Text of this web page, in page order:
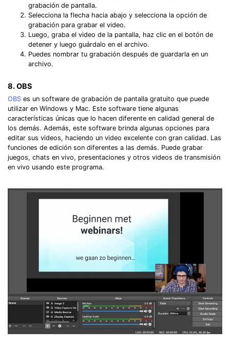
grabación de pantalla.
Selecciona la flecha hacia abajo y selecciona la opción de
grabación para grabar el video.
Luego, graba el video de la pantalla, haz clic en el botón de
detener y luego guárdalo en el archivo.
Puedes nombrar tu grabación después de guardarla en un
archivo.
8. OBS
OBS es un software de grabación de pantalla gratuito que puede
utilizar en Windows y Mac. Este software tiene algunas
características únicas que lo hacen diferente en calidad general de
los demás. Además, este software brinda algunas opciones para
editar sus videos, haciendo un video excelente con gran calidad. Las
funciones de edición son diferentes a las demás. Puede grabar
juegos, chats en vivo, presentaciones y otros videos de transmisión
en vivo usando este programa.